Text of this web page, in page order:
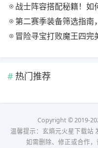
战士阵容搭配秘籍！如
第二赛季装备筛选指南
冒险寻宝打败魔王四完
热门推荐
Copyright © 2019-
温馨提示：玄熵元火星下载站
如需删除、修正或合作